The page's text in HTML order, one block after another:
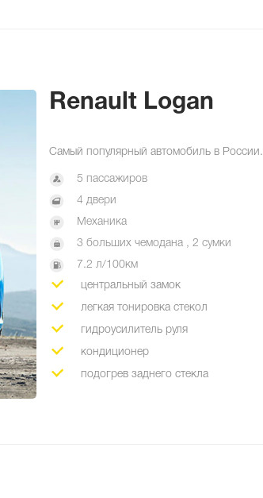
Renault Logan
Самый популярный автомобиль в России.
5 пассажиров
4 двери
Механика
3 больших чемодана , 2 сумки
7.2 л/100км
центральный замок
легкая тонировка стекол
гидроусилитель руля
кондиционер
подогрев заднего стекла